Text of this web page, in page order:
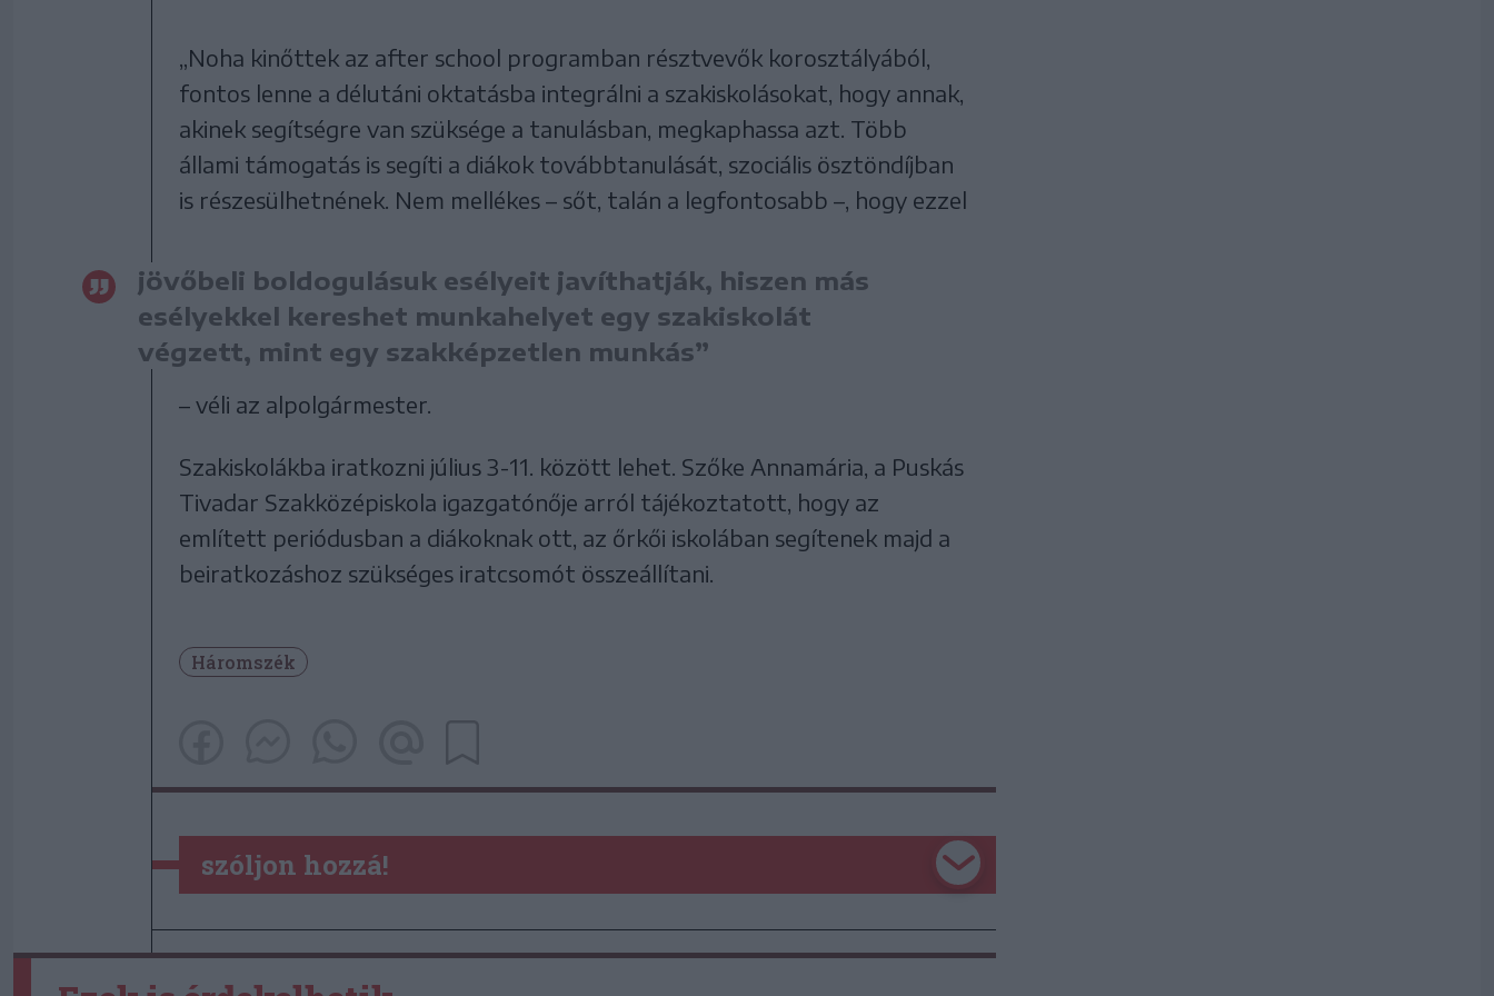
„Noha kinőttek az after school programban résztvevők korosztályából,
fontos lenne a délutáni oktatásba integrálni a szakiskolásokat, hogy annak,
akinek segítségre van szüksége a tanulásban, megkaphassa azt. Több
állami támogatás is segíti a diákok továbbtanulását, szociális ösztöndíjban
is részesülhetnének. Nem mellékes – sőt, talán a legfontosabb –, hogy ezzel
jövőbeli boldogulásuk esélyeit javíthatják, hiszen más
esélyekkel kereshet munkahelyet egy szakiskolát
végzett, mint egy szakképzetlen munkás”
– véli az alpolgármester.
Szakiskolákba iratkozni július 3-11. között lehet. Szőke Annamária, a Puskás
Tivadar Szakközépiskola igazgatónője arról tájékoztatott, hogy az
említett periódusban a diákoknak ott, az őrkői iskolában segítenek majd a
beiratkozáshoz szükséges iratcsomót összeállítani.
Háromszék
szóljon hozzá!